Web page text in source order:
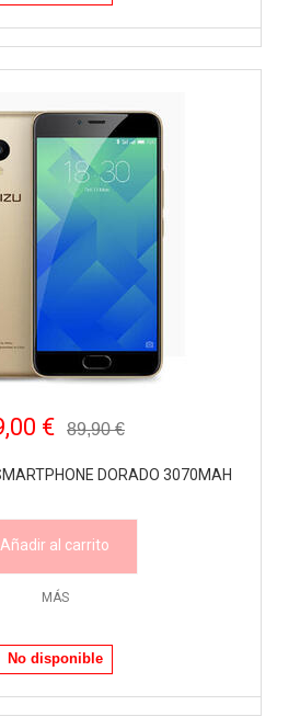
€ 89,90 €
DORADO 3070MAH
Añadir al carrito
MÁS
No disponible